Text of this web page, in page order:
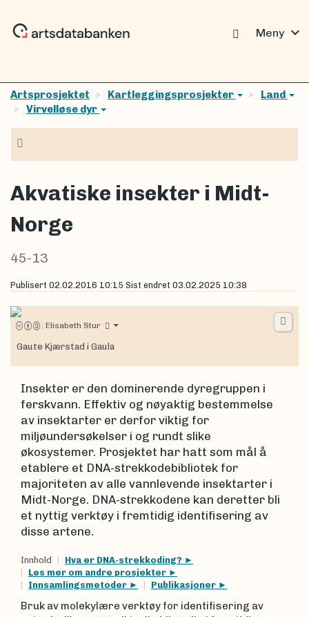
Meny expand_more
Artsprosjektet Kartleggingsprosjekter
Land
Virvelløse dyr
Akvatiske insekter i Midt-
Norge
45-13
Publisert 02.02.2016 10:15 Sist endret 03.02.2025 10:38
| Elisabeth Stur
Gaute Kjærstad i Gaula
Insekter er den dominerende dyregruppen i
ferskvann. Effektiv og nøyaktig bestemmelse
av insektarter er derfor viktig for
miljøundersøkelser i og rundt slike
økosystemer. Prosjektet har hatt som mål å
etablere et DNA-strekkodebibliotek for
majoriteten av alle vannlevende insektarter i
Midt-Norge. DNA-strekkodene kan deretter bli
et nyttig verktøy i fremtidig identifisering av
disse artene.
Innhold
Hva er DNA-strekkoding?
Les mer om andre prosjekter
Innsamlingsmetoder
Publikasjoner
Bruk av molekylære verktøy for identifisering av